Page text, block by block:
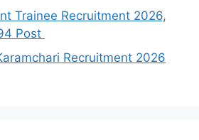
Trainee Recruitment 2026,
Post
Recruitment 2026